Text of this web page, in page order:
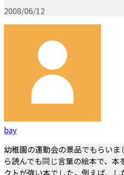
2008/06/12
bay
幼稚園の運動会の景品でもらい
ら読んでも同じ言葉の絵本で、
クトが強い本でした。例えば、